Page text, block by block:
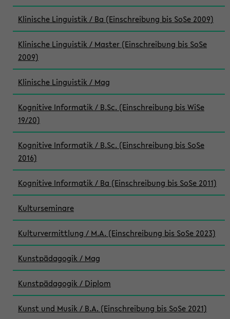
Klinische Linguistik / Ba (Einschreibung bis SoSe 2009)
Klinische Linguistik / Master (Einschreibung bis SoSe
2009)
Klinische Linguistik / Mag
Kognitive Informatik / B.Sc. (Einschreibung bis WiSe
19/20)
Kognitive Informatik / B.Sc. (Einschreibung bis SoSe
2016)
Kognitive Informatik / Ba (Einschreibung bis SoSe 2011)
Kulturseminare
Kulturvermittlung / M.A. (Einschreibung bis SoSe 2023)
Kunstpädagogik / Mag
Kunstpädagogik / Diplom
Kunst und Musik / B.A. (Einschreibung bis SoSe 2021)